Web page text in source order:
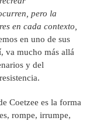
pero la
en cada contexto,
en uno de sus
va mucho más allá
y del
Coetzee es la forma
rompe, irrumpe,